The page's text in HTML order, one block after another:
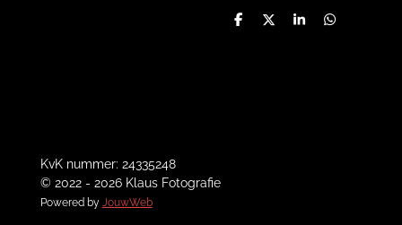
D
D
S
D
KvK nummer: 24335248
© 2022 - 2026 Klaus Fotografie
Powered by JouwWeb